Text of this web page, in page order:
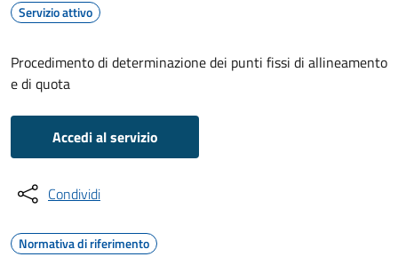
Servizio attivo
Procedimento di determinazione dei punti fissi di allineamento
e di quota
Accedi al servizio
Condividi
Normativa di riferimento